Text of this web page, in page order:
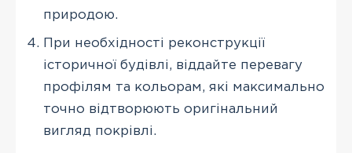
природою.
При необхідності реконструкції
історичної будівлі, віддайте перевагу
профілям та кольорам, які максимально
точно відтворюють оригінальний
вигляд покрівлі.